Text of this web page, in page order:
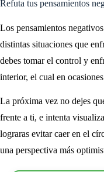
Refuta tus pensamientos
Los pensamientos
distintas situaciones que
debes tomar el control y
interior, el cual en
La próxima vez no dejes
frente a ti, e intenta
lograras evitar caer en el
una perspectiva más